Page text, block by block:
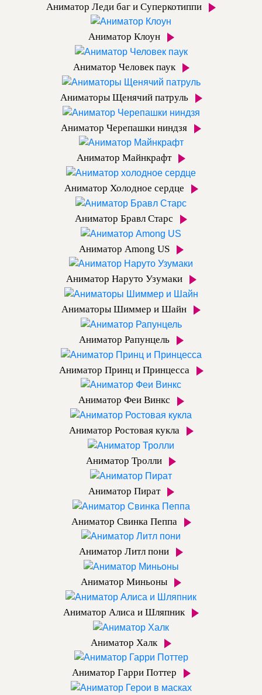
Аниматор Леди баг и Суперкотиппи
Аниматор Клоун
Аниматор Человек паук
Аниматоры Щенячий патруль
Аниматор Черепашки ниндзя
Аниматор Майнкрафт
Аниматор Холодное сердце
Аниматор Бравл Старс
Аниматор Among US
Аниматор Наруто Узумаки
Аниматоры Шиммер и Шайн
Аниматор Рапунцель
Аниматор Принц и Принцесса
Аниматор Феи Винкс
Аниматор Ростовая кукла
Аниматор Тролли
Аниматор Пират
Аниматор Свинка Пеппа
Аниматор Литл пони
Аниматор Миньоны
Аниматор Алиса и Шляпник
Аниматор Халк
Аниматор Гарри Поттер